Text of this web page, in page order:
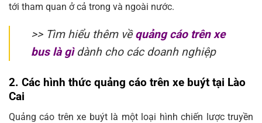
tới tham quan ở cả trong và ngoài nước.
>> Tìm hiểu thêm vềquảng cáo trên xe
bus là gìdành cho các doanh nghiệp
2. Các hình thức quảng cáo trên xe buýt tại Lào
Cai
Quảng cáo trên xe buýt là một loại hình chiến lược truyền